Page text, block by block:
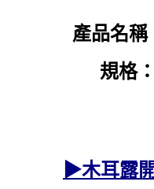
產品名稱
規格
▶木耳露